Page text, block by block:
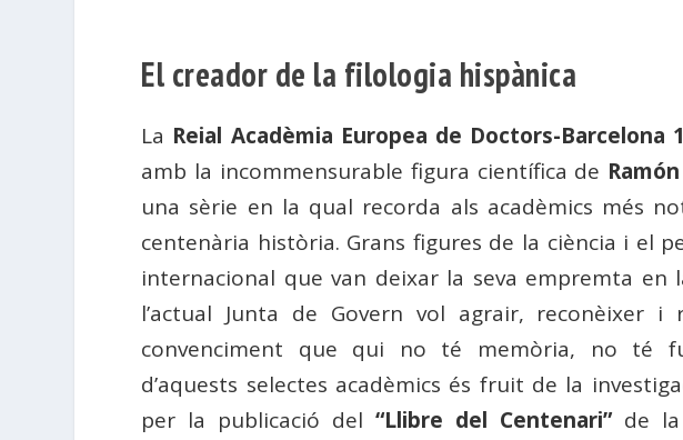
El creador de la filologia hispànica
La Reial Acadèmia Europea de Doctors-Barcelona
amb la incommensurable figura científica de
una sèrie en la qual recorda als acadèmics més
centenària història. Grans figures de la ciència i el
internacional que van deixar la seva empremta en
l’actual Junta de Govern vol agrair, reconèixer i
convenciment que qui no té memòria, no té
d’aquests selectes acadèmics és fruit de la
per la publicació del“Llibre del Centenari”de la